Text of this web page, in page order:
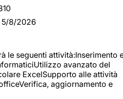
5/8/2026
le seguenti attività:Inserimento
avanzato del
ExcelSupporto alle attività
aggiornamento e